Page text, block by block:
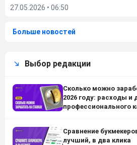
27.05.2026 • 06:50
Больше новостей
Выбор редакции
Сколько можно
2026 году: расходы и
профессионального
Сравнение
лучший, в два клика